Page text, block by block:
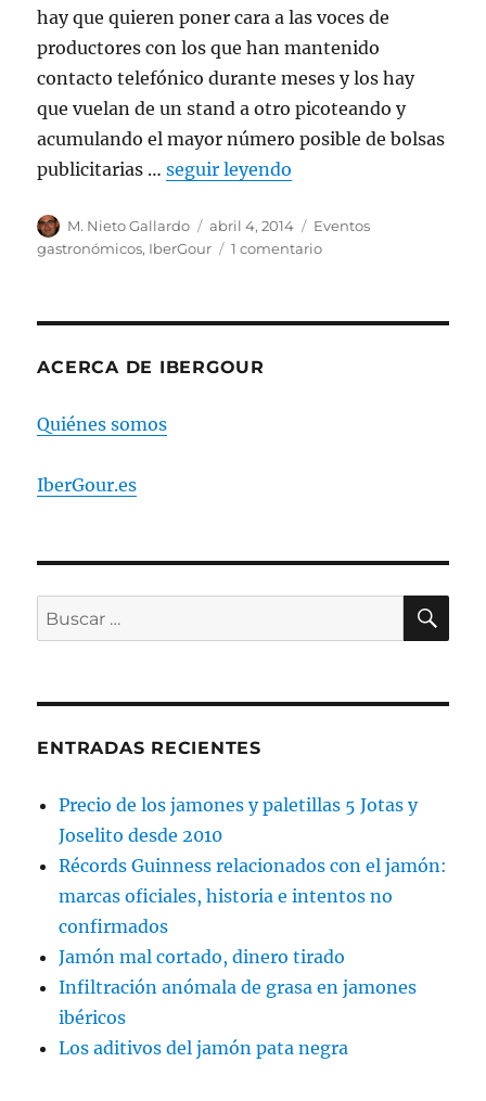
hay que quieren poner cara a las voces de
productores con los que han mantenido
contacto telefónico durante meses y los hay
que vuelan de un stand a otro picoteando y
acumulando el mayor número posible de bolsas
publicitarias …seguir leyendo
Autor
M. Nieto Gallardo
Publicado
el
abril 4, 2014 Categorías
Eventos
gastronómicos, IberGour 1 comentario
ACERCA DE IBERGOUR
Quiénes somos
IberGour.es
Buscar
por:
ENTRADAS RECIENTES
Precio de los jamones y paletillas 5 Jotas y
Joselito desde 2010
Récords Guinness relacionados con el jamón:
marcas oficiales, historia e intentos no
confirmados
Jamón mal cortado, dinero tirado
Infiltración anómala de grasa en jamones
ibéricos
Los aditivos del jamón pata negra